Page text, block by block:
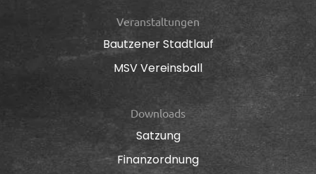
Veranstaltungen
Bautzener Stadtlauf
MSV Vereinsball
Downloads
Satzung
Finanzordnung